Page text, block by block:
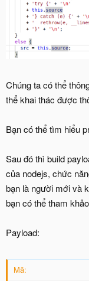
Chúng ta có thể
thể khai thác được
Bạn có thể tìm hiểu
Sau đó thì build
của nodejs, chức
bạn là người mới và
bạn có thể tham
Payload:
Mã: